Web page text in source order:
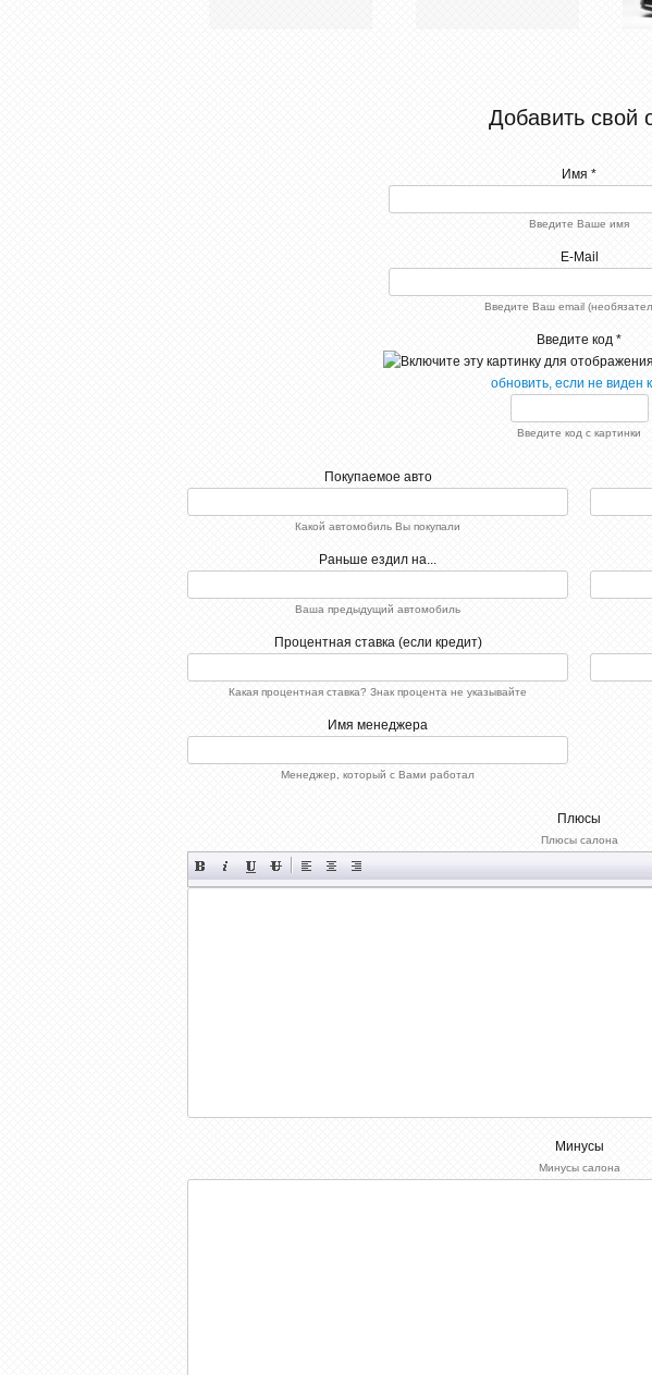
Добавить свой
Имя *
Введите Ваше имя
E-Mail
Введите Ваш email
Введите код *
обновить, если не виден
Введите код с картинки
Покупаемое авто
Какой автомобиль Вы покупали
Раньше ездил на...
Ваша предыдущий автомобиль
Процентная ставка (если кредит)
Какая процентная ставка? Знак процента не указывайте
Имя менеджера
Менеджер, который с Вами работал
Плюсы
Плюсы салона
Минусы
Минусы салона